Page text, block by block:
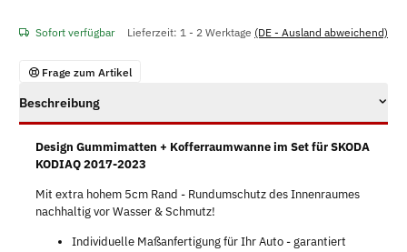
Sofort verfügbar Lieferzeit: 1 - 2 Werktage (DE - Ausland abweichend)
Frage zum Artikel
Beschreibung
Design Gummimatten + Kofferraumwanne im Set für SKODA
KODIAQ 2017-2023
Mit extra hohem 5cm Rand - Rundumschutz des Innenraumes
nachhaltig vor Wasser & Schmutz!
Individuelle Maßanfertigung für Ihr Auto - garantiert